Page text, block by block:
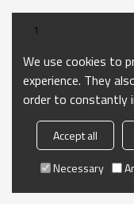
1
We use cookies to
experience. They
order to constantly
Accept all
Necessary